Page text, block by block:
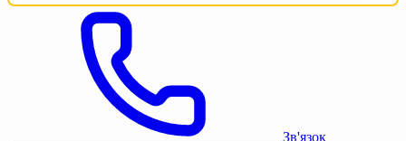
Зв'язок